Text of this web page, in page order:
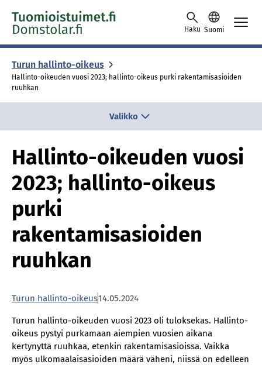
Skip to content -saavutettavuusohje
Haku Suomi
Turun hallinto-oikeus
Hallinto-oikeuden vuosi 2023; hallinto-oikeus purki rakentamisasioiden
ruuhkan
Valikko
Hallinto-oikeuden vuosi
2023; hallinto-oikeus
purki
rakentamisasioiden
ruuhkan
Turun hallinto-oikeus14.05.2024
Turun hallinto-oikeuden vuosi 2023 oli tuloksekas. Hallinto-
oikeus pystyi purkamaan aiempien vuosien aikana
kertynyttä ruuhkaa, etenkin rakentamisasioissa. Vaikka
myös ulkomaalaisasioiden määrä väheni, niissä on edelleen